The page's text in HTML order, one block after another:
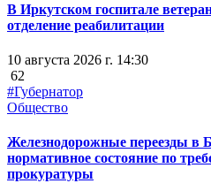
В Иркутском госпитале
отделение реабилитации
10 августа 2026 г. 14:30
62
#Губернатор
Общество
Железнодорожные переезды в
нормативное состояние по
прокуратуры